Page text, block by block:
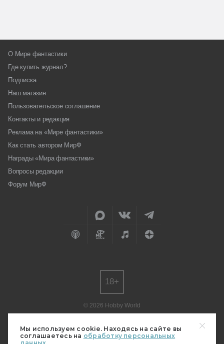
Мы используем cookie. Находясь на сайте вы
соглашаетесь на обработку персональных
О Мире фантастики
Где купить журнал?
Подписка
Наш магазин
Пользовательское соглашение
Контакты и редакция
Реклама на «Мире фантастики»
Как стать автором МирФ
Награды «Мира фантастики»
Вопросы редакции
Форум МирФ
© 2026 Hobby World
редакции.
Мнение авторов может не совпадать с мнением редакции.
18+